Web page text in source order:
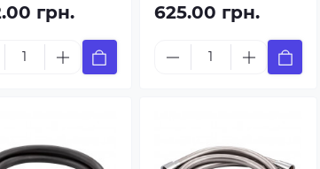
грн. 625.00 грн.